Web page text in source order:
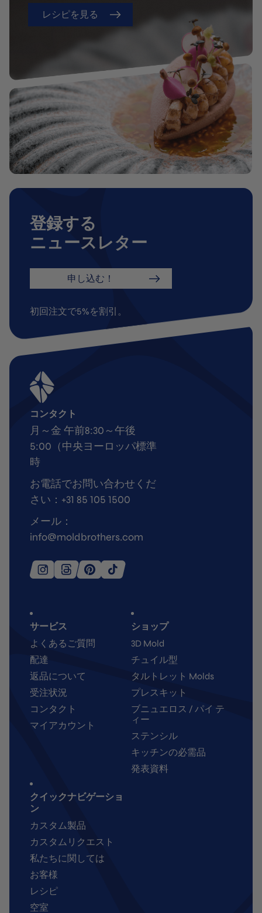
レシピを見る
登録する
ニュースレター
申し込む！
初回注文で5%を割引。
サービス
よくあるご質問
配達
返品について
受注状況
コンタクト
マイアカウント
ショップ
3D Mold
チュイル型
タルトレット Molds
プレスキット
ブニュエロス / パイ テ
ィー
ステンシル
キッチンの必需品
発表資料
クイックナビゲーショ
ン
カスタム製品
カスタムリクエスト
私たちに関しては
お客様
レシピ
空室
コンタクト
月～金 午前8:30～午後
5:00（中央ヨーロッパ標準
時
お電話でお問い合わせくだ
さい：+31 85 105 1500
メール：
info@moldbrothers.com